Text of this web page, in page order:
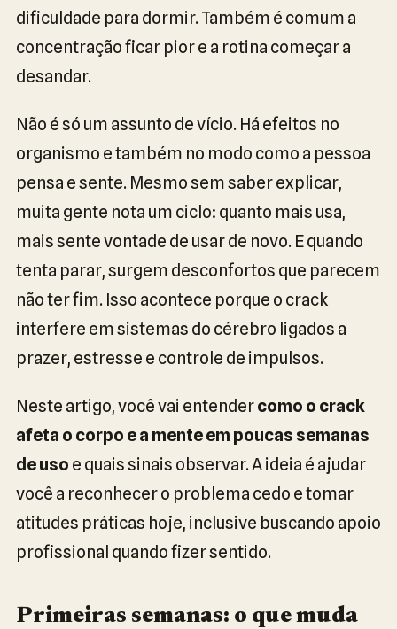
dificuldade para dormir. Também é comum a
concentração ficar pior e a rotina começar a
desandar.
Não é só um assunto de vício. Há efeitos no
organismo e também no modo como a pessoa
pensa e sente. Mesmo sem saber explicar,
muita gente nota um ciclo: quanto mais usa,
mais sente vontade de usar de novo. E quando
tenta parar, surgem desconfortos que parecem
não ter fim. Isso acontece porque o crack
interfere em sistemas do cérebro ligados a
prazer, estresse e controle de impulsos.
Neste artigo, você vai entendercomo o crack
afeta o corpo e a mente em poucas semanas
de uso e quais sinais observar. A ideia é ajudar
você a reconhecer o problema cedo e tomar
atitudes práticas hoje, inclusive buscando apoio
profissional quando fizer sentido.
Primeiras semanas: o que muda